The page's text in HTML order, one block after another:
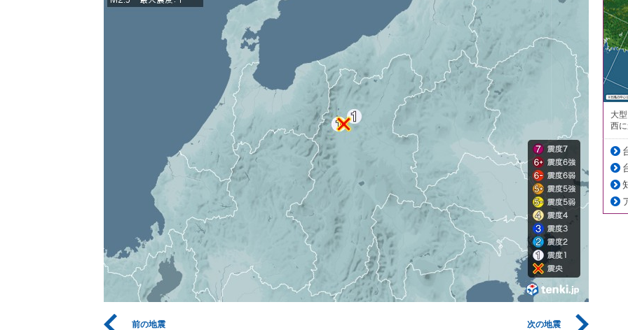
前の地震 次の地震
大
西